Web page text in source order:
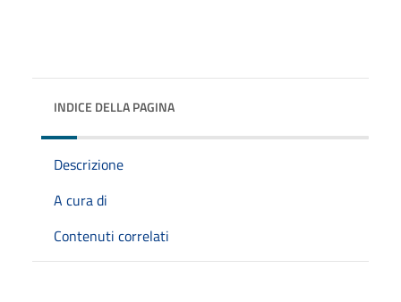
INDICE DELLA PAGINA
Descrizione
A cura di
Contenuti correlati